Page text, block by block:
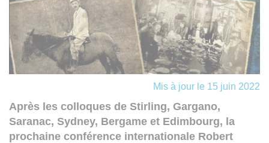
Mis à jour le 15 juin 2022
Après les colloques de Stirling, Gargano,
Saranac, Sydney, Bergame et Edimbourg, la
prochaine conférence internationale Robert